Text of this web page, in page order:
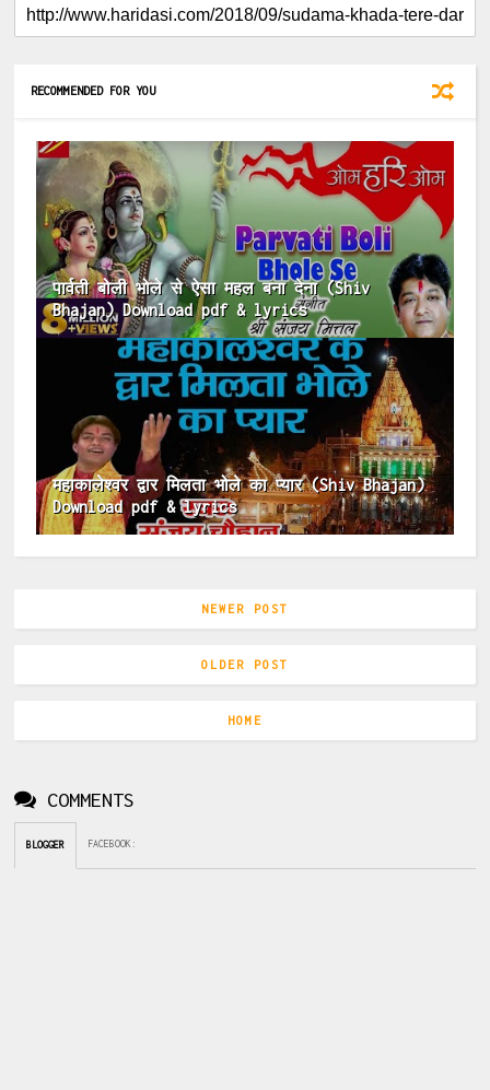
RECOMMENDED FOR YOU
पार्वती बोली भोले से ऐसा महल बना देना (Shiv
Bhajan) Download pdf & lyrics
महाकालेश्वर द्वार मिलता भोले का प्यार (Shiv Bhajan)
Download pdf & lyrics
NEWER POST
OLDER POST
HOME
COMMENTS
BLOGGER FACEBOOK :